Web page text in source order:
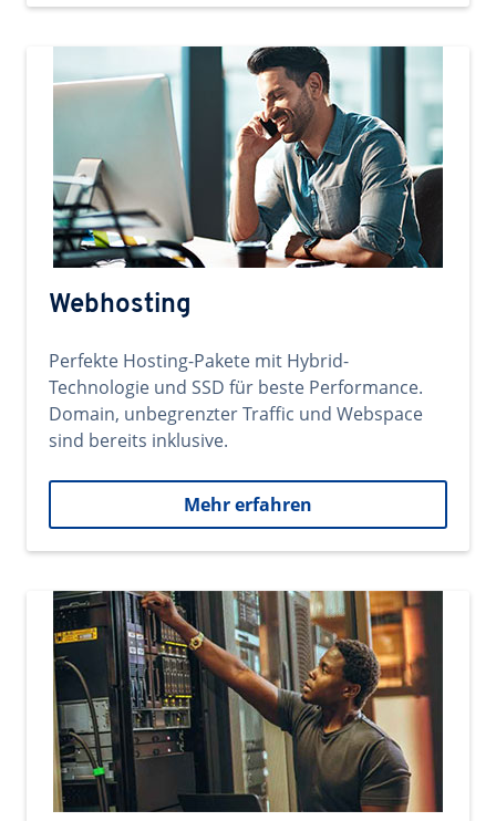
Webhosting
Perfekte Hosting-Pakete mit Hybrid-
Technologie und SSD für beste Performance.
Domain, unbegrenzter Traffic und Webspace
sind bereits inklusive.
Mehr erfahren